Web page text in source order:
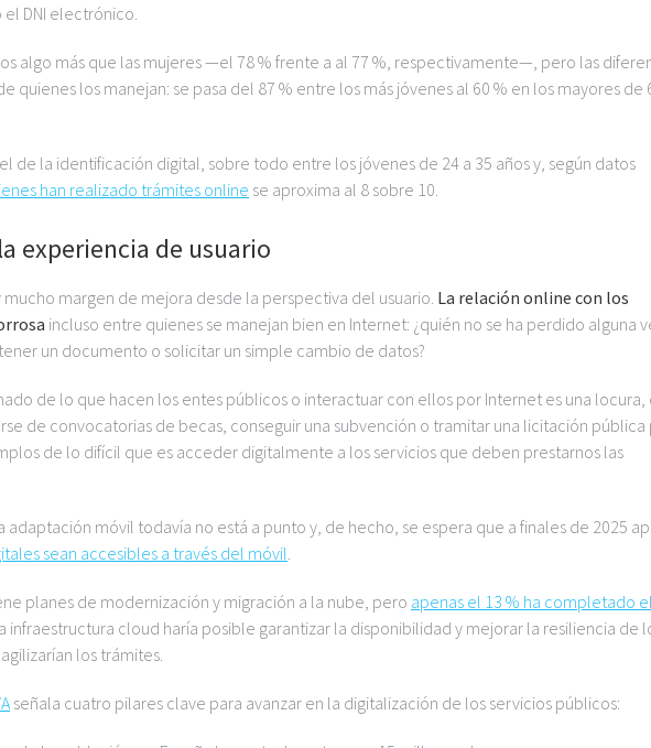
DNI electrónico.
algo más que las mujeres —el 78 % frente a al 77 %, respectivamente—, pero las
quienes los manejan: se pasa del 87 % entre los más jóvenes al 60 % en los mayores de
de la identificación digital, sobre todo entre los jóvenes de 24 a 35 años y, según datos
han realizado trámites online se aproxima al 8 sobre 10.
experiencia de usuario
margen de mejora desde la perspectiva del usuario. La relación online con los
incluso entre quienes se manejan bien en Internet: ¿quién no se ha perdido alguna
un documento o solicitar un simple cambio de datos?
de lo que hacen los entes públicos o interactuar con ellos por Internet es una locura,
de convocatorias de becas, conseguir una subvención o tramitar una licitación pública
de lo difícil que es acceder digitalmente a los servicios que deben prestarnos las
móvil todavía no está a punto y, de hecho, se espera que a finales de 2025
sean accesibles a través del móvil
planes de modernización y migración a la nube, pero apenas el 13 % ha completado el
infraestructura cloud haría posible garantizar la disponibilidad y mejorar la resiliencia de
los trámites.
señala cuatro pilares clave para avanzar en la digitalización de los servicios públicos: